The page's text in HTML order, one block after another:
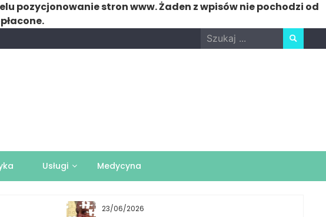
pozycjonowanie stron www. Żaden z wpisów nie pochodzi od
Search
for:
Usługi Medycyna
23/06/2026